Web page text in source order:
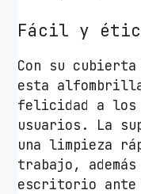
e
y
a
/
2
x
4
3
Fácil y
Con su cubierta
esta
felicidad a los
usuarios. La
una limpieza
trabajo,
escritorio ante